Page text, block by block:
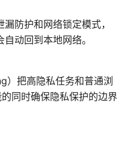
防护和网络锁定模式，
动回到本地网络。
）把高隐私任务和普通浏
同时确保隐私保护的边界